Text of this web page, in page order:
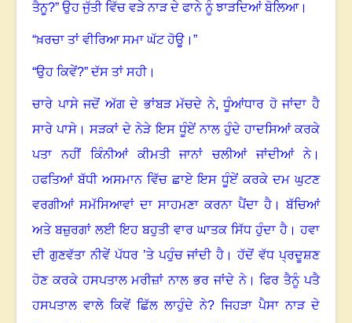
ਤੈਨੂ?” ਉਹ ਜੁੱਤੀ ਵਿੱਚ ਵੜੇ ਨਾੜ ਦੇ ਫਾਨੇ ਨੂੰ ਝਾੜਦਿਆਂ ਬੋਲਿਆ।
“ਖ਼ਰਚਾ ਤਾਂ ਵੀਰਿਆ ਸਮਾ ਘੱਟ ਹੋਊ।”
“ਉਹ ਕਿਵੇਂ?” ਦੱਸ ਤਾਂ ਸਹੀ।
ਚਾਰੇ ਪਾਸੇ ਜਦੋਂ ਅੱਗ ਦੇ ਭਾਂਬੜ ਮੱਚਦੇ ਨੇ, ਧੂੰਆਂਧਾਰ ਹੋ ਜਾਂਦਾ ਹੈ
ਸਾਰੇ ਪਾਸੇ ।ਸੜਕਾਂ ਦੇ ਨੇੜੇ ਇਸ ਧੂੰਏਂ ਨਾਲ ਹੁੰਦੇ ਹਾਦਸਿਆਂ ਕਰਕੇ
ਪਤਾ ਨਹੀਂ ਕਿੰਨੀਆਂ ਕੀਮਤੀ ਜਾਨਾਂ ਚਲੀਆਂ ਜਾਂਦੀਆਂ ਨੇ।
ਹਫਤਿਆਂ ਬੱਧੀ ਅਸਮਾਨ ਵਿੱਚ ਛਾਏ ਇਸ ਧੂੰਏਂ ਕਰਕੇ ਦਮ ਘੁਟਣ
ਵਰਗੀਆਂ ਸਮੱਸਿਆਵਾਂ ਦਾ ਸਾਹਮਣਾ ਕਰਨਾ ਪੈਂਦਾ ਹੈ। ਬੱਚਿਆਂ
ਅਤੇ ਬਜ਼ੁਰਗਾਂ ਲਈ ਇਹ ਬਹੁਤੀ ਵਾਰ ਘਾਤਕ ਸਿੱਧ ਹੁੰਦਾ ਹੈ ।ਹਵਾ
ਦੀ ਗੁਣਵੱਤਾ ਨੀਵੇਂ ਪੱਧਰ ’ਤੇ ਪਹੁੰਚ ਜਾਂਦੀ ਹੈ ।ਹੱਦੋਂ ਵੱਧ ਪ੍ਰਦੂਸ਼ਣ
ਹੋਣ ਕਰਕੇ ਹਸਪਤਾਲ ਮਰੀਜ਼ਾਂ ਨਾਲ ਭਰ ਜਾਂਦੇ ਨੇ। ਫਿਰ ਤੈਨੂੰ ਪਤੈ
ਹਸਪਤਾਲ ਵਾਲੇ ਕਿਵੇਂ ਛਿੱਲ ਲਾਹੁੰਦੇ ਨੇ? ਜਿਹੜਾ ਪੈਸਾ ਨਾੜ ਦੇ